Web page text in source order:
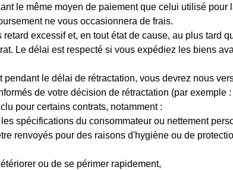
le même moyen de paiement que celui utilisé
ne vous occasionnera de frais.
excessif et, en tout état de cause, au plus tard
Le délai est respecté si vous expédiez les biens
le délai de rétractation, vous devrez nous
de votre décision de rétractation (par exemple
pour certains contrats, notamment :
spécifications du consommateur ou nettement
renvoyés pour des raisons d'hygiène ou de
ou de se périmer rapidement,